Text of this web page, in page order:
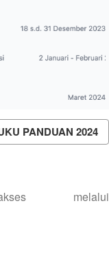
PANDUAN 2024
melalui